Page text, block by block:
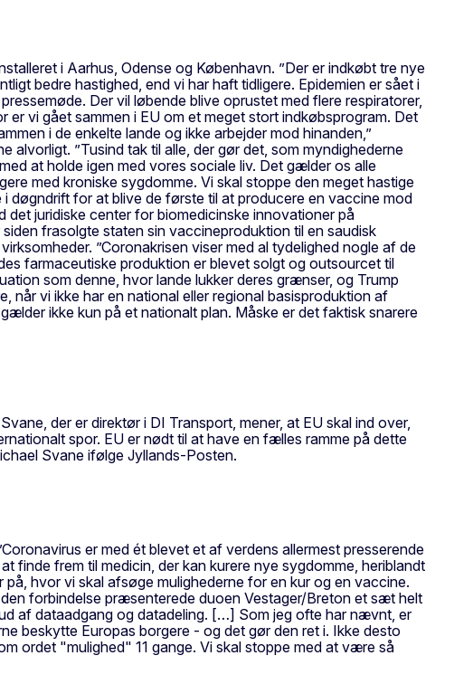
i Aarhus, Odense og København. ”Der er indkøbt tre nye
bedre hastighed, end vi har haft tidligere. Epidemien er sået i
Der vil løbende blive oprustet med flere respiratorer,
vi gået sammen i EU om et meget stort indkøbsprogram. Det
i de enkelte lande og ikke arbejder mod hinanden,”
”Tusind tak til alle, der gør det, som myndighederne
at holde igen med vores sociale liv. Det gælder os alle
med kroniske sygdomme. Vi skal stoppe den meget hastige
døgndrift for at blive de første til at producere en vaccine mod
juridiske center for biomedicinske innovationer på
frasolgte staten sin vaccineproduktion til en saudisk
”Coronakrisen viser med al tydelighed nogle af de
farmaceutiske produktion er blevet solgt og outsourcet til
som denne, hvor lande lukker deres grænser, og Trump
når vi ikke har en national eller regional basisproduktion af
ikke kun på et nationalt plan. Måske er det faktisk snarere
der er direktør i DI Transport, mener, at EU skal ind over,
spor. EU er nødt til at have en fælles ramme på dette
Svane ifølge Jyllands-Posten.
er med ét blevet et af verdens allermest presserende
frem til medicin, der kan kurere nye sygdomme, heriblandt
hvor vi skal afsøge mulighederne for en kur og en vaccine.
forbindelse præsenterede duoen Vestager/Breton et sæt helt
af dataadgang og datadeling. […] Som jeg ofte har nævnt, er
beskytte Europas borgere - og det gør den ret i. Ikke desto
ordet "mulighed" 11 gange. Vi skal stoppe med at være så